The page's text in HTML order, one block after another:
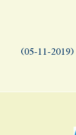
(2019-11-05)